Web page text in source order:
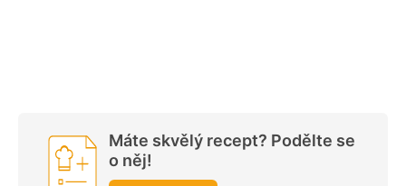
Máte skvělý recept? Podělte se
o něj!